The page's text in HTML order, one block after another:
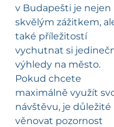
v Budapešti je nejen
skvělým zážitkem,
také příležitostí
vychutnat si
výhledy na město.
Pokud chcete
maximálně využít
návštěvu, je důležité
věnovat pozornost